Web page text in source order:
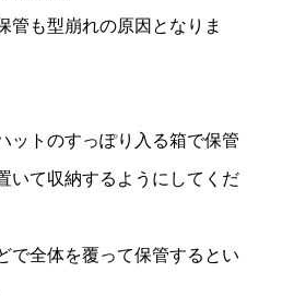
管も型崩れの原因となりま
ットのすっぽり入る箱で保管
いて収納するようにしてくだ
で全体を覆って保管するとい